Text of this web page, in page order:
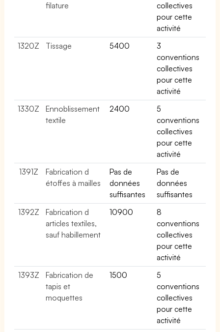
filature
collectives
pour cette
activité
1320Z
Tissage 5400
3
conventions
collectives
pour cette
activité
1330Z
Ennoblissement
textile
2400
5
conventions
collectives
pour cette
activité
1391Z
Fabrication d
étoffes à mailles
Pas de
données
suffisantes
Pas de
données
suffisantes
1392Z
Fabrication d
articles textiles,
sauf habillement
10900
8
conventions
collectives
pour cette
activité
1393Z
Fabrication de
tapis et
moquettes
1500
5
conventions
collectives
pour cette
activité